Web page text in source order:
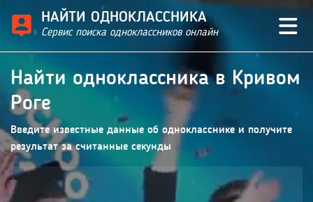
НАЙТИ ОДНОКЛАССНИКА
Сервис поиска одноклассников онлайн
Найти одноклассника в Кривом
Роге
Введите известные данные об однокласснике и получите
результат за считанные секунды